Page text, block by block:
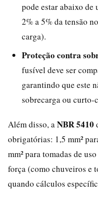
pode estar abaixo
2% a 5% da tensão
carga).
Proteção contra
fusível deve ser
garantindo que este
sobrecarga ou
Além disso, a NBR 5410
obrigatórias: 1,5 mm²
mm² para tomadas de
força (como chuveiros e
quando cálculos